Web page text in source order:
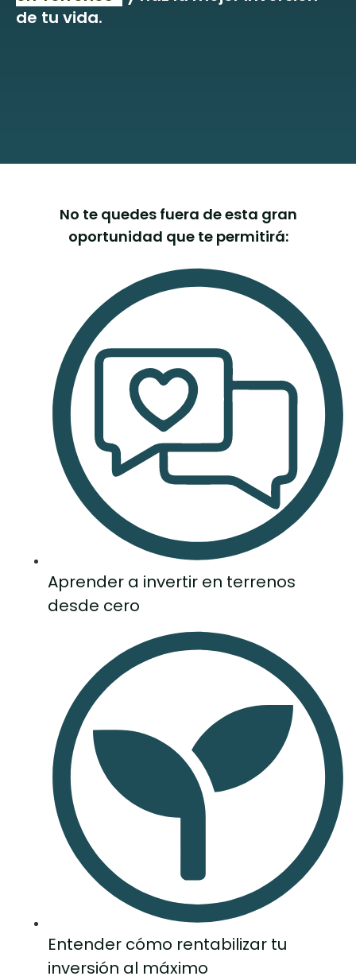
de tu vida.
No te quedes fuera de esta gran
oportunidad que te permitirá:
Aprender a invertir en terrenos
desde cero
Entender cómo rentabilizar tu
inversión al máximo